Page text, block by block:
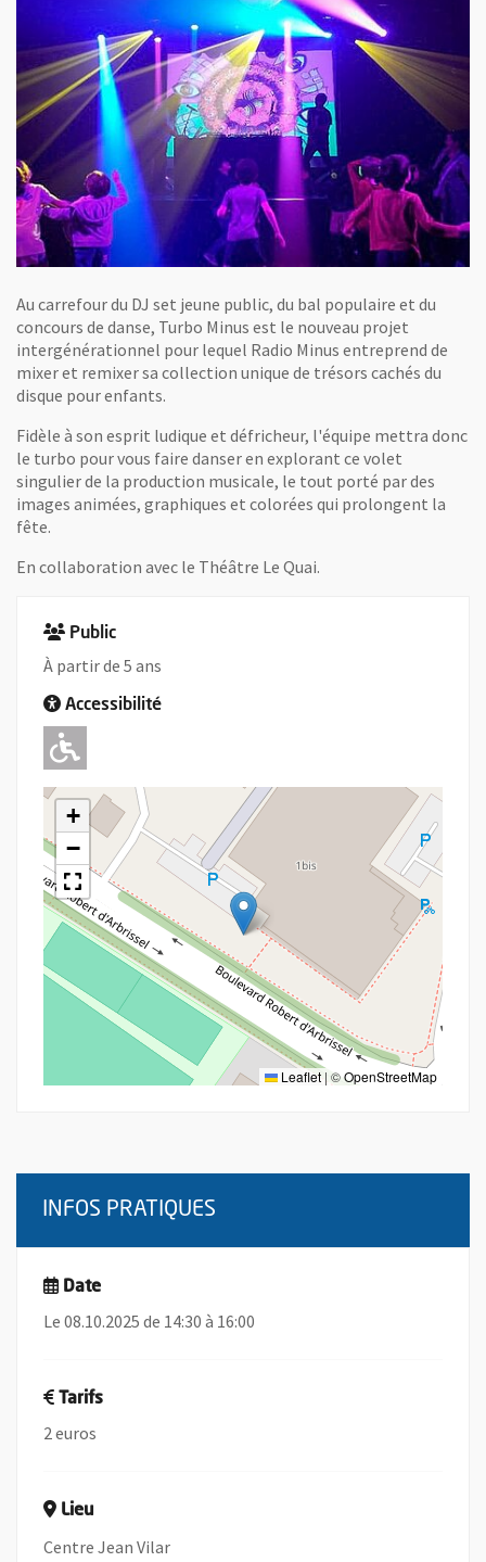
Au carrefour du DJ set jeune public, du bal populaire et du
concours de danse, Turbo Minus est le nouveau projet
intergénérationnel pour lequel Radio Minus entreprend de
mixer et remixer sa collection unique de trésors cachés du
disque pour enfants.
Fidèle à son esprit ludique et défricheur, l'équipe mettra donc
le turbo pour vous faire danser en explorant ce volet
singulier de la production musicale, le tout porté par des
images animées, graphiques et colorées qui prolongent la
fête.
En collaboration avec le Théâtre Le Quai.
Public
À partir de 5 ans
Accessibilité
Adapté pour l'handicap Moteur
+
−
Leaflet | ©OpenStreetMap
INFOS PRATIQUES
Date
Le 08.10.2025 de 14:30 à 16:00
Tarifs
2 euros
Lieu
Centre Jean Vilar